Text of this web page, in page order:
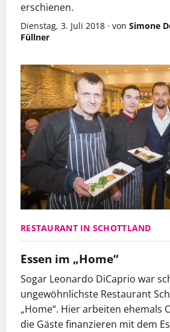
erschienen.
Dienstag, 3. Juli 2018 · von Simone
Füllner
RESTAURANT IN SCHOTTLAND
Essen im „Home“
Sogar Leonardo DiCaprio war
ungewöhnlichste Restaurant
„Home“. Hier arbeiten ehemals
die Gäste finanzieren mit dem